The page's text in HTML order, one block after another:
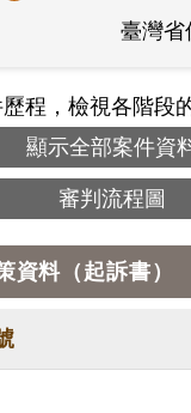
臺灣省
程，檢視各階段
顯示全部案件資
審判流程圖
資料（起訴書）